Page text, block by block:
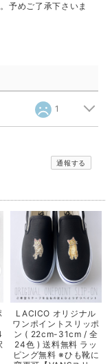
予めご了承下さいま
1
通報する
LACICO オリジナル
ワンポイントスリッポ
ン ( 22cm-31cm / 全
24色 ) 送料無料 ラッ
ピング無料 ※ひも靴に